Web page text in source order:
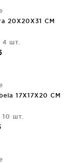
20X20X31 CM
4 шт.
17X17X20 CM
шт.